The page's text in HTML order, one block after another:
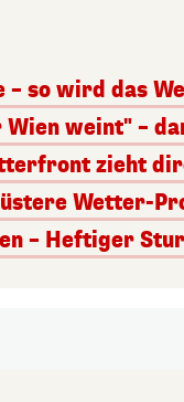
– so wird das
weint" –
zieht
Wetter-
– Heftiger